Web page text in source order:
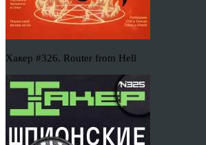
Хакер #326. Router from Hell